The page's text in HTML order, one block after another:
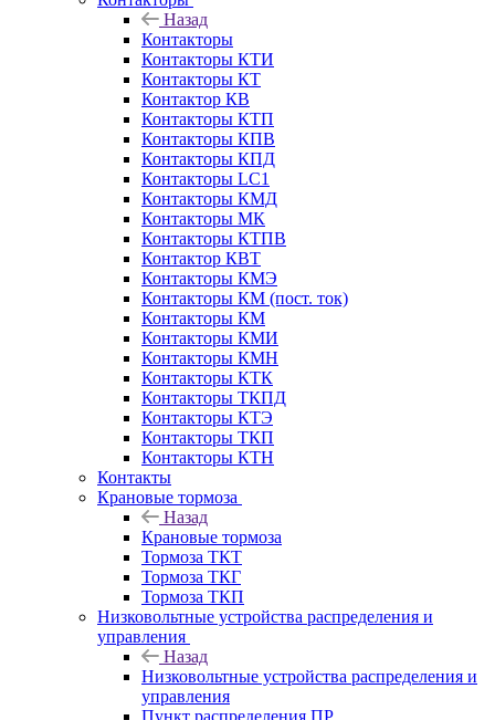
Назад
Контакторы
Контакторы КТИ
Контакторы КТ
Контактор КВ
Контакторы КТП
Контакторы КПВ
Контакторы КПД
Контакторы LC1
Контакторы КМД
Контакторы МК
Контакторы КТПВ
Контактор КВТ
Контакторы КМЭ
Контакторы КМ (пост. ток)
Контакторы КМ
Контакторы КМИ
Контакторы КМН
Контакторы КТК
Контакторы ТКПД
Контакторы КТЭ
Контакторы ТКП
Контакторы КТН
Контакты
Крановые тормоза
Назад
Крановые тормоза
Тормоза ТКТ
Тормоза ТКГ
Тормоза ТКП
Низковольтные устройства распределения и
управления
Назад
Низковольтные устройства распределения и
управления
Пункт распределения ПР